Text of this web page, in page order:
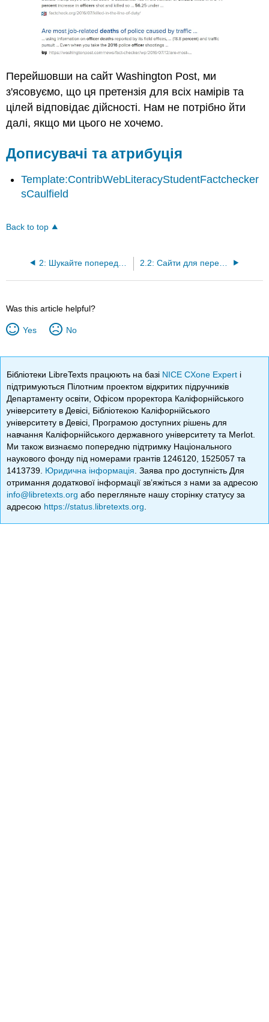
Перейшовши на сайт Washington Post, ми
з'ясовуємо, що ця претензія для всіх намірів та
цілей відповідає дійсності. Нам не потрібно йти
далі, якщо ми цього не хочемо.
Дописувачі та атрибуція
Template:ContribWebLiteracyStudentFactchecker
sCaulfield
Back to top
2.2: Сайти для перевірки фактів
Was this article helpful?
Yes No
Бібліотеки LibreTexts працюють на базі NICE CXone Expert і
підтримуються Пілотним проектом відкритих підручників
Департаменту освіти, Офісом проректора Каліфорнійського
університету в Девісі, Бібліотекою Каліфорнійського
університету в Девісі, Програмою доступних рішень для
навчання Каліфорнійського державного університету та Merlot.
Ми також визнаємо попередню підтримку Національного
наукового фонду під номерами грантів 1246120, 1525057 та
1413739. Юридична інформація . Заява про доступність Для
отримання додаткової інформації зв’яжіться з нами за адресою
info@libretexts.org або перегляньте нашу сторінку статусу за
адресою https://status.libretexts.org